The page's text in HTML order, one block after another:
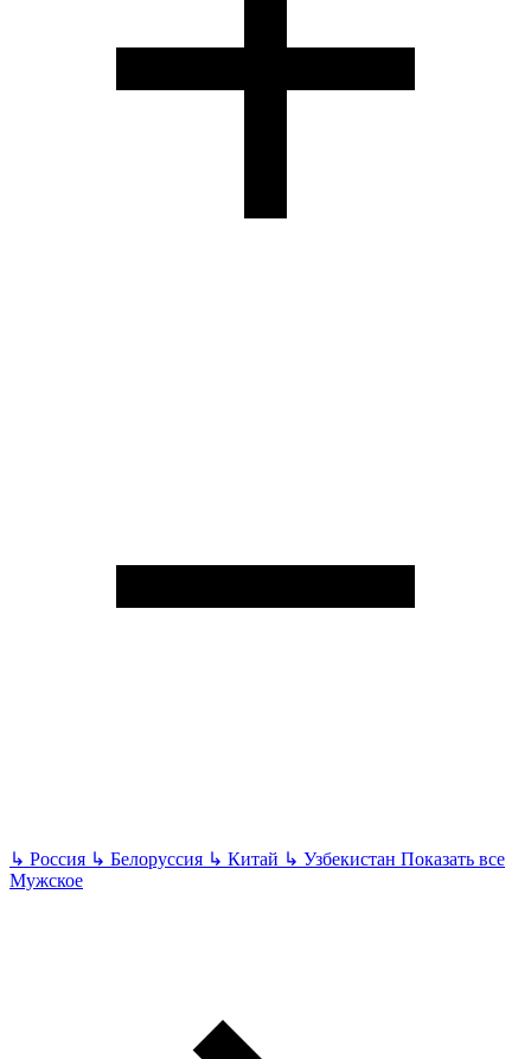
↳ Россия ↳ Белоруссия ↳ Китай ↳ Узбекистан Показать все
Мужское